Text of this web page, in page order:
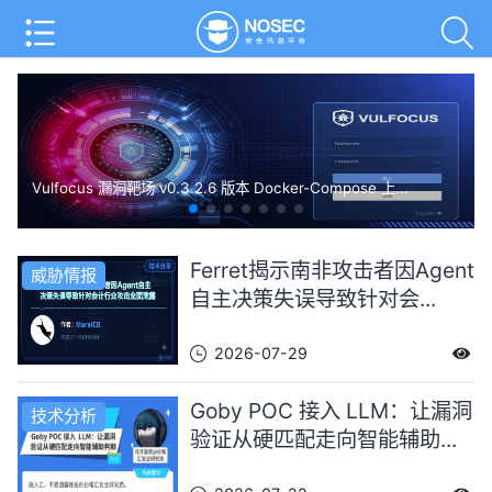
Vulfocus 漏洞靶场 v0.3.2.6 版本 Docker-Compose 上...
威胁情报
Ferret揭示南非攻击者因Agent
自主决策失误导致针对会...
2026-07-29
技术分析
Goby POC 接入 LLM：让漏洞
验证从硬匹配走向智能辅助...